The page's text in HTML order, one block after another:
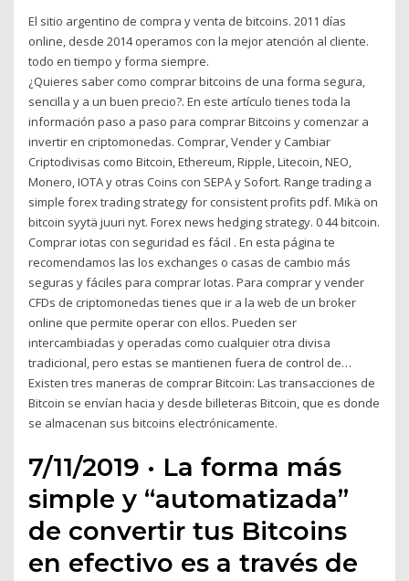
El sitio argentino de compra y venta de bitcoins. 2011 días
online, desde 2014 operamos con la mejor atención al cliente.
todo en tiempo y forma siempre.
¿Quieres saber como comprar bitcoins de una forma segura,
sencilla y a un buen precio?. En este artículo tienes toda la
información paso a paso para comprar Bitcoins y comenzar a
invertir en criptomonedas. Comprar, Vender y Cambiar
Criptodivisas como Bitcoin, Ethereum, Ripple, Litecoin, NEO,
Monero, IOTA y otras Coins con SEPA y Sofort. Range trading a
simple forex trading strategy for consistent profits pdf. Mikä on
bitcoin syytä juuri nyt. Forex news hedging strategy. 0 44 bitcoin.
Comprar iotas con seguridad es fácil . En esta página te
recomendamos las los exchanges o casas de cambio más
seguras y fáciles para comprar Iotas. Para comprar y vender
CFDs de criptomonedas tienes que ir a la web de un broker
online que permite operar con ellos. Pueden ser
intercambiadas y operadas como cualquier otra divisa
tradicional, pero estas se mantienen fuera de control de…
Existen tres maneras de comprar Bitcoin: Las transacciones de
Bitcoin se envían hacia y desde billeteras Bitcoin, que es donde
se almacenan sus bitcoins electrónicamente.
7/11/2019 · La forma más
simple y “automatizada”
de convertir tus Bitcoins
en efectivo es a través de